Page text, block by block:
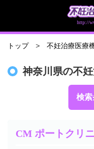
http://
トップ 不妊治療医療
神奈川県の不
検索
CM ポートクリ